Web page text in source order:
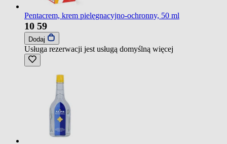
Pentacrem, krem pielęgnacyjno-ochronny, 50 ml
10 59
Dodaj
Usługa rezerwacji jest usługą domyślną więcej